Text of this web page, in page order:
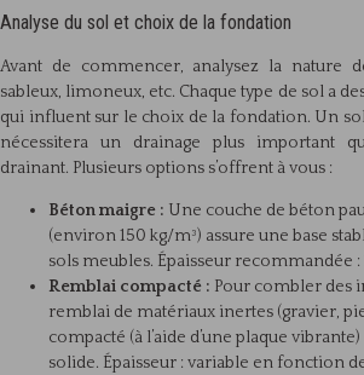
Analyse du sol et choix de la fondation
Avant de commencer, analysez la nature
sableux, limoneux, etc. Chaque type de sol a
qui influent sur le choix de la fondation. Un
nécessitera un drainage plus important
drainant. Plusieurs options s’offrent à vous :
Béton maigre : Une couche de béton
(environ 150 kg/m³) assure une base
sols meubles. Épaisseur recommandée :
Remblai compacté : Pour combler des
remblai de matériaux inertes (gravier,
compacté (à l’aide d’une plaque
solide. Épaisseur : variable en fonction